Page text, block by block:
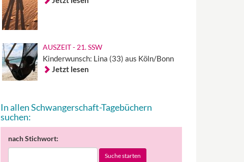
AUSZEIT - 21. SSW
Kinderwunsch: Lina (33) aus Köln/Bonn
Jetzt lesen
In allen Schwangerschaft-Tagebüchern
suchen:
nach Stichwort:
Suche starten